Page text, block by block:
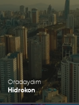
Oradaydım
Hidrokon